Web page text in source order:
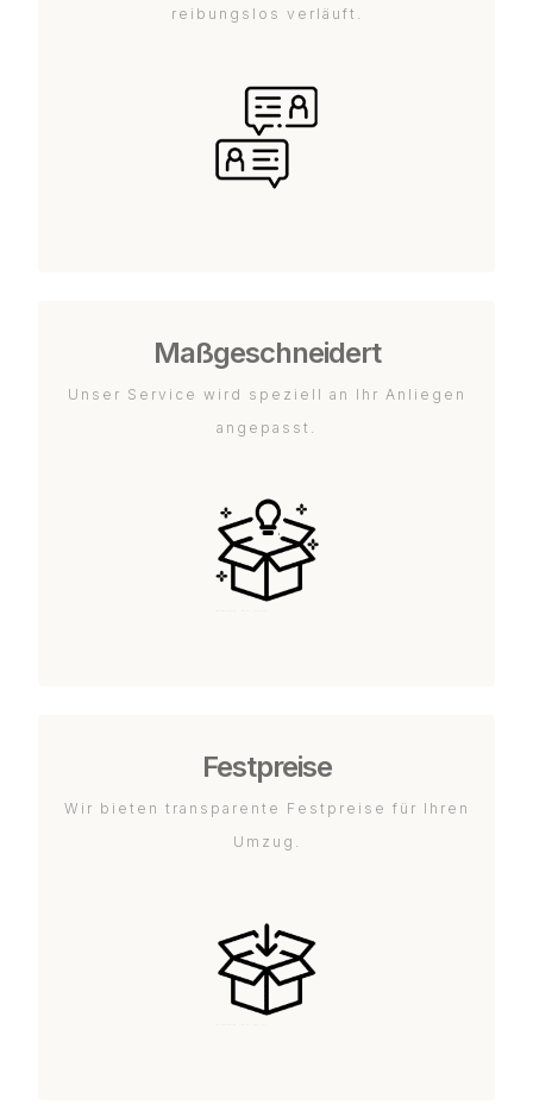
reibungslos verläuft.
Maßgeschneidert
Unser Service wird speziell an Ihr Anliegen
angepasst.
Festpreise
Wir bieten transparente Festpreise für Ihren
Umzug.